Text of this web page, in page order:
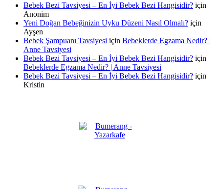
Bebek Bezi Tavsiyesi – En İyi Bebek Bezi Hangisidir? için
Anonim
Yeni Doğan Bebeğinizin Uyku Düzeni Nasıl Olmalı? için
Ayşen
Bebek Şampuanı Tavsiyesi için Bebeklerde Egzama Nedir? |
Anne Tavsiyesi
Bebek Bezi Tavsiyesi – En İyi Bebek Bezi Hangisidir? için
Bebeklerde Egzama Nedir? | Anne Tavsiyesi
Bebek Bezi Tavsiyesi – En İyi Bebek Bezi Hangisidir? için
Kristin